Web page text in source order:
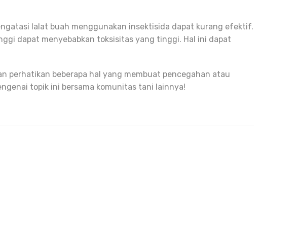
lalat buah menggunakan insektisida dapat kurang efektif.
dapat menyebabkan toksisitas yang tinggi. Hal ini dapat
perhatikan beberapa hal yang membuat pencegahan atau
topik ini bersama komunitas tani lainnya!